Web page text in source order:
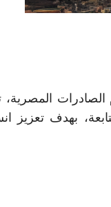
المصرية،
بهدف تعزيز